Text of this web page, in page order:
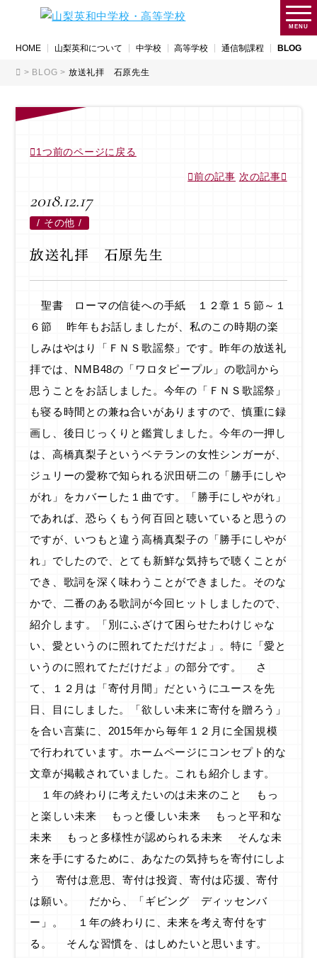
MENU
HOME 山梨英和について 中学校 高等学校 通信制課程 BLOG
> BLOG > 放送礼拝 石原先生
1つ前のページに戻る
前の記事 次の記事
2018.12.17
/ その他 /
放送礼拝 石原先生
聖書 ローマの信徒への手紙 １２章１５節～１
６節 昨年もお話しましたが、私のこの時期の楽
しみはやはり「ＦＮＳ歌謡祭」です。昨年の放送礼
拝では、NMB48の「ワロタピープル」の歌詞から
思うことをお話しました。今年の「ＦＮＳ歌謡祭」
も寝る時間との兼ね合いがありますので、慎重に録
画し、後日じっくりと鑑賞しました。今年の一押し
は、高橋真梨子というベテランの女性シンガーが、
ジュリーの愛称で知られる沢田研二の「勝手にしや
がれ」をカバーした１曲です。「勝手にしやがれ」
であれば、恐らくもう何百回と聴いていると思うの
ですが、いつもと違う高橋真梨子の「勝手にしやが
れ」でしたので、とても新鮮な気持ちで聴くことが
でき、歌詞を深く味わうことができました。そのな
かで、二番のある歌詞が今回ヒットしましたので、
紹介します。「別にふざけて困らせたわけじゃな
い、愛というのに照れてただけだよ」。特に「愛と
いうのに照れてただけだよ」の部分です。 さ
て、１２月は「寄付月間」だというにユースを先
日、目にしました。「欲しい未来に寄付を贈ろう」
を合い言葉に、2015年から毎年１２月に全国規模
で行われています。ホームページにコンセプト的な
文章が掲載されていました。これも紹介します。
１年の終わりに考えたいのは未来のこと もっ
と楽しい未来 もっと優しい未来 もっと平和な
未来 もっと多様性が認められる未来 そんな未
来を手にするために、あなたの気持ちを寄付にしよ
う 寄付は意思、寄付は投資、寄付は応援、寄付
は願い。 だから、「ギビング ディッセンバ
ー」。 １年の終わりに、未来を考え寄付をす
る。 そんな習慣を、はしめたいと思います。